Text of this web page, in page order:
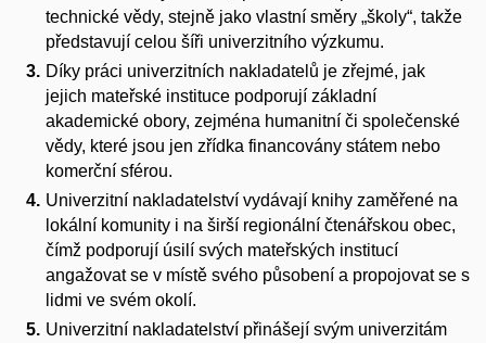
technické vědy, stejně jako vlastní směry „školy“, takže
představují celou šíři univerzitního výzkumu.
Díky práci univerzitních nakladatelů je zřejmé, jak
jejich mateřské instituce podporují základní
akademické obory, zejména humanitní či společenské
vědy, které jsou jen zřídka financovány státem nebo
komerční sférou.
Univerzitní nakladatelství vydávají knihy zaměřené na
lokální komunity i na širší regionální čtenářskou obec,
čímž podporují úsilí svých mateřských institucí
angažovat se v místě svého působení a propojovat se s
lidmi ve svém okolí.
Univerzitní nakladatelství přinášejí svým univerzitám